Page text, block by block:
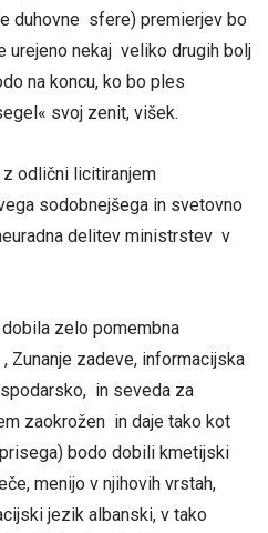
duhovne sfere) premierjev bo
urejeno nekaj veliko drugih bolj
na koncu, ko bo ples
svoj zenit, višek.
odlični licitiranjem
sodobnejšega in svetovno
delitev ministrstev v
zelo pomembna
Zunanje zadeve, informacijska
in seveda za
zaokrožen in daje tako kot
bodo dobili kmetijski
menijo v njihovih vrstah,
jezik albanski, v tako